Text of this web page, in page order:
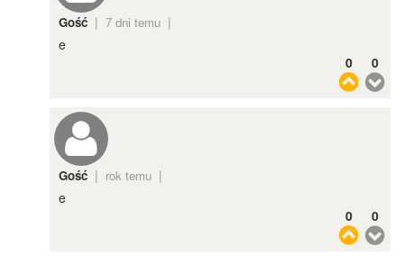
Gość | 7 dni temu |
e
0
0
Gość | rok temu |
e
0
0